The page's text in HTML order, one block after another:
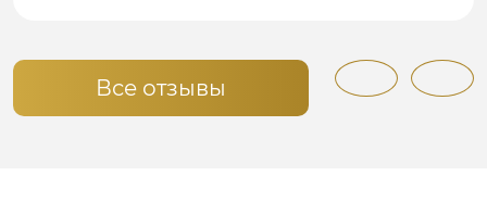
Все отзывы